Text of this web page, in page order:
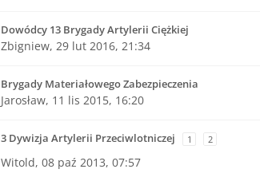
Dowódcy 13 Brygady Artylerii Ciężkiej
Zbigniew, 29 lut 2016, 21:34
Brygady Materiałowego Zabezpieczenia
Jarosław, 11 lis 2015, 16:20
3 Dywizja Artylerii Przeciwlotniczej 1 2
Witold, 08 paź 2013, 07:57